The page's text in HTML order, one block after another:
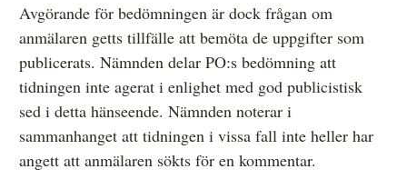
Avgörande för bedömningen är dock frågan om
anmälaren getts tillfälle att bemöta de uppgifter som
publicerats. Nämnden delar PO:s bedömning att
tidningen inte agerat i enlighet med god publicistisk
sed i detta hänseende. Nämnden noterar i
sammanhanget att tidningen i vissa fall inte heller har
angett att anmälaren sökts för en kommentar.